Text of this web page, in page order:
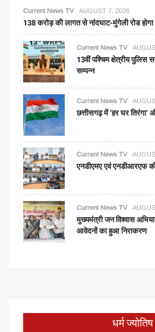
Current News TV AUGUST 7, 2026
138 करोड़ की लागत से नांदघाट-मुंगेली रोड
Current News TV
13वीं पश्चिम क्षेत्रीय पुलिस
सम्पन्न
Current News TV
छत्तीसगढ़ में ‘हर घर
Current News TV
एनडीएमए एवं एनडीआरएफ
Current News TV
मुख्यमंत्री जन विश्वास
आवेदनों का हुआ निराकरण
धर्म ज्योतिष